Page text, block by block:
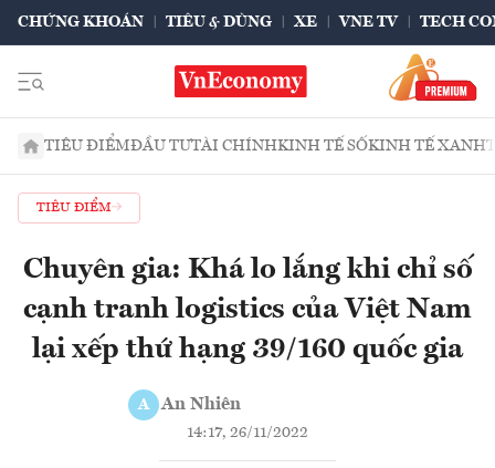
CHỨNG KHOÁN TIÊU & DÙNG XE VNE TV TECH
TIÊU ĐIỂMĐẦU TƯTÀI CHÍNHKINH TẾ SỐKINH TẾ XANH
TIÊU ĐIỂM
Chuyên gia: Khá lo lắng khi chỉ số
cạnh tranh logistics của Việt Nam
lại xếp thứ hạng 39/160 quốc gia
A An Nhiên
14:17, 26/11/2022